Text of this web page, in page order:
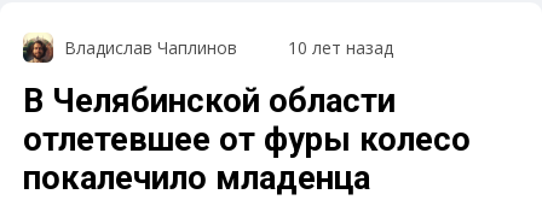
Владислав Чаплинов 10 лет назад
В Челябинской области
отлетевшее от фуры колесо
покалечило младенца